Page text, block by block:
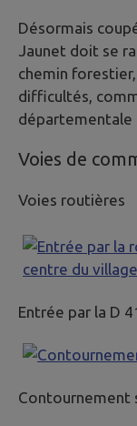
Désormais
Jaunet doit se
chemin
difficultés,
départementale
Voies de
Voies routières
Entrée par la D
Contournement